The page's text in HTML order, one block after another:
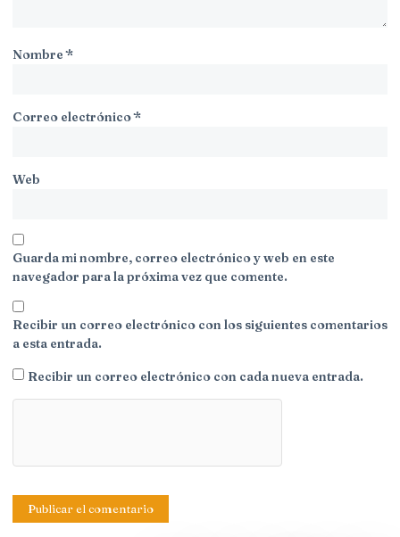
Nombre*
Correo electrónico*
Web
Guarda mi nombre, correo electrónico y web en este
navegador para la próxima vez que comente.
Recibir un correo electrónico con los siguientes comentarios
a esta entrada.
Recibir un correo electrónico con cada nueva entrada.